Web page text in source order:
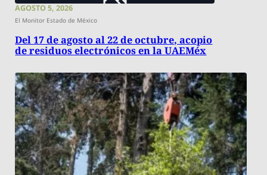
AGOSTO 5, 2026
El Monitor Estado de México
Del 17 de agosto al 22 de octubre, acopio
de residuos electrónicos en la UAEMéx